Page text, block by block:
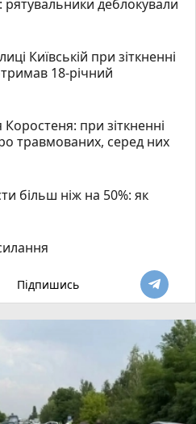
рятувальники деблокували
Київській при зіткненні
18-річний
при зіткненні
травмованих, серед них
більш ніж на 50%: як
Підпишись